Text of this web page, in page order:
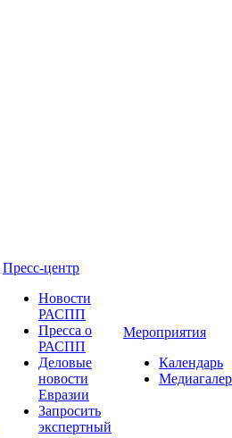
Пресс-центр
Новости
РАСПП
Пресса о
РАСПП
Деловые
новости
Евразии
Запросить
экспертный
Мероприятия
Календарь